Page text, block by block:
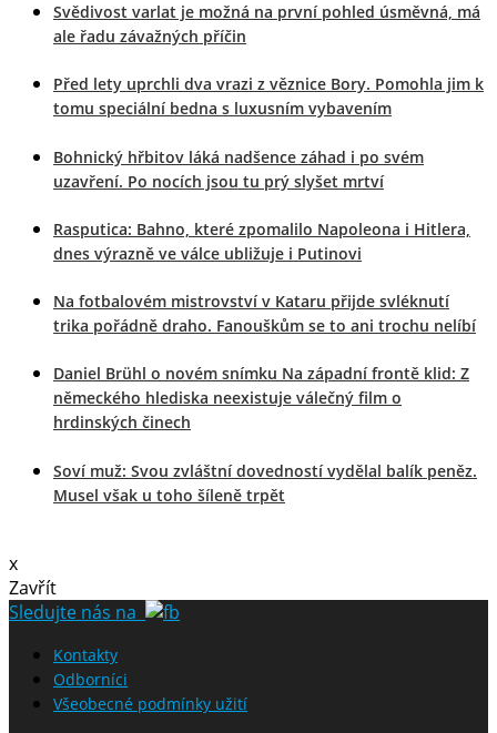
Svědivost varlat je možná na první pohled úsměvná, má
ale řadu závažných příčin
Před lety uprchli dva vrazi z věznice Bory. Pomohla jim k
tomu speciální bedna s luxusním vybavením
Bohnický hřbitov láká nadšence záhad i po svém
uzavření. Po nocích jsou tu prý slyšet mrtví
Rasputica: Bahno, které zpomalilo Napoleona i Hitlera,
dnes výrazně ve válce ubližuje i Putinovi
Na fotbalovém mistrovství v Kataru přijde svléknutí
trika pořádně draho. Fanouškům se to ani trochu nelíbí
Daniel Brühl o novém snímku Na západní frontě klid: Z
německého hlediska neexistuje válečný film o
hrdinských činech
Soví muž: Svou zvláštní dovedností vydělal balík peněz.
Musel však u toho šíleně trpět
x
Zavřít
Sledujte nás na
Kontakty
Odborníci
Všeobecné podmínky užití